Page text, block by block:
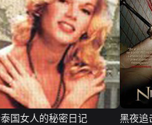
国女人的秘密日记
黑夜追